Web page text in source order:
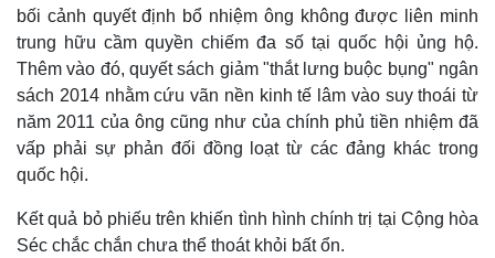
Kinh tế
Bất động sản
Khởi nghiệp
Thị trường
Giá vàng
Tiêu dùng
Giá cà phê
bối cảnh quyết định bổ nhiệm ông không được liên minh
trung hữu cầm quyền chiếm đa số tại quốc hội ủng hộ.
Thêm vào đó, quyết sách giảm "thắt lưng buộc bụng" ngân
sách 2014 nhằm cứu vãn nền kinh tế lâm vào suy thoái từ
năm 2011 của ông cũng như của chính phủ tiền nhiệm đã
vấp phải sự phản đối đồng loạt từ các đảng khác trong
quốc hội.
Kết quả bỏ phiếu trên khiến tình hình chính trị tại Cộng hòa
Séc chắc chắn chưa thể thoát khỏi bất ổn.